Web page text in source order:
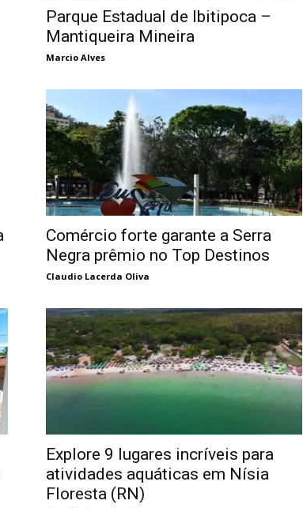
Parque Estadual de Ibitipoca –
Mantiqueira Mineira
Marcio Alves
Comércio forte garante a Serra
Negra prêmio no Top Destinos
Claudio Lacerda Oliva
Explore 9 lugares incríveis para
atividades aquáticas em Nísia
Floresta (RN)